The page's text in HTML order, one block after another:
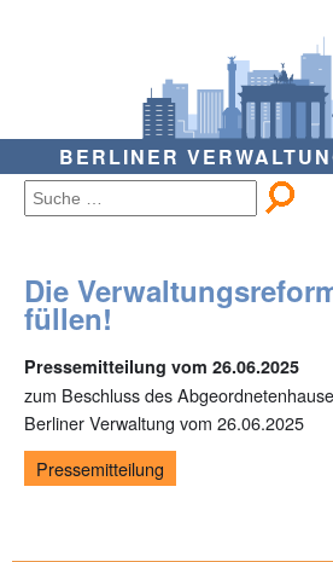
BERLINER
Die
füllen!
Pressemitteilung vom 26.06.2025
zum Beschluss des
Berliner Verwaltung vom 26.06.2025
Pressemitteilung